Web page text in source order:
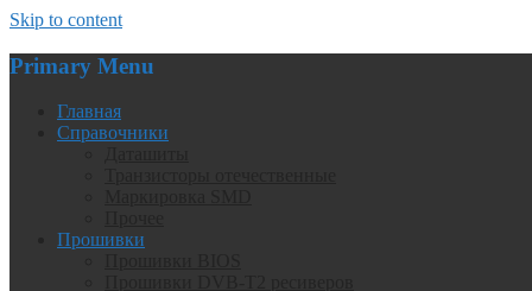
Skip to content
Primary Menu
Главная
Справочники
Прошивки